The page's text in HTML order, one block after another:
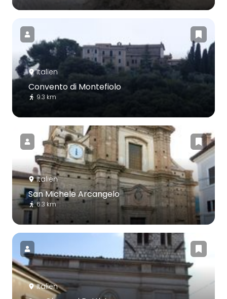
Italien
Convento di Montefiolo
9.3 km
Italien
San Michele Arcangelo
6.3 km
Italien